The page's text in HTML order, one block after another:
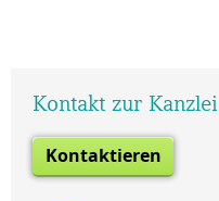
Kontakt zur Kanzlei
Kontaktieren